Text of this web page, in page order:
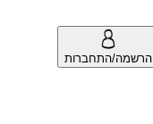
הרשמה/התחברות